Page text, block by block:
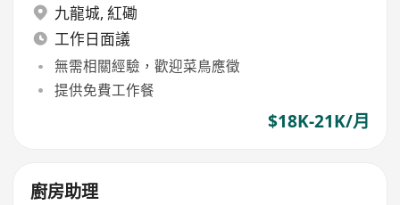
九龍城, 紅磡
工作日面議
無需相關經驗，歡迎菜鳥應徵
提供免費工作餐
$18K-21K/月
廚房助理